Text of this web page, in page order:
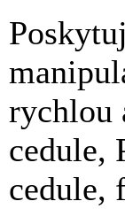
rychlou
cedule,
cedule,